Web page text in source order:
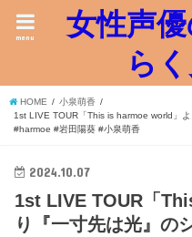
女性声
ら
menu
HOME
小泉萌香
1st LIVE TOUR「This is harmoe world」
#harmoe #岩田陽葵 #小泉萌香
2024.10.07
1st LIVE TOUR「
り『一寸先は光』の